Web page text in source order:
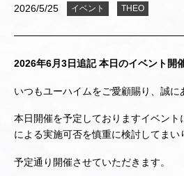
2026/5/25 イベント THEO
2026年6月3日追記 本日のイベント開
いつもユーハイムをご愛顧賜り、誠に
本日開催を予定しておりますイベン
による実施可否を慎重に検討してまい
予定通り開催させていただきます。